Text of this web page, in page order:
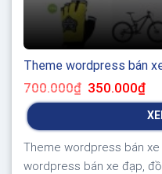
Theme wordpress bán
700.000₫ Giá
gốc
là:
350.000₫Giá
tại
là:
Theme wordpress bán
wordpress bán xe đạp,